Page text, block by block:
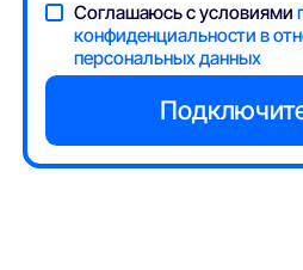
Соглашаюсь с условиями
конфиденциальности в
персональных данных